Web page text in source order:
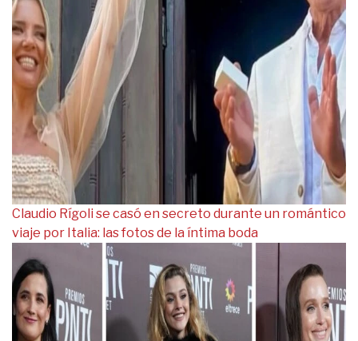
Claudio Rígoli se casó en secreto durante un romántico
viaje por Italia: las fotos de la íntima boda